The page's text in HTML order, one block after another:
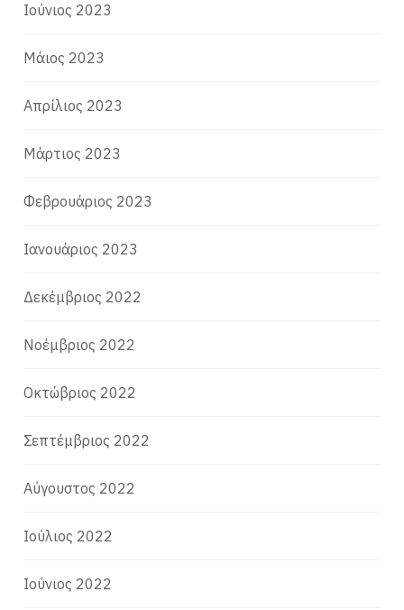
Ιούνιος 2023
Μάιος 2023
Απρίλιος 2023
Μάρτιος 2023
Φεβρουάριος 2023
Ιανουάριος 2023
Δεκέμβριος 2022
Νοέμβριος 2022
Οκτώβριος 2022
Σεπτέμβριος 2022
Αύγουστος 2022
Ιούλιος 2022
Ιούνιος 2022